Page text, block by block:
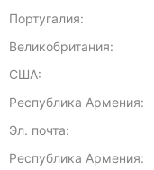
Португалия:
Великобритания:
США:
Республика Армения:
Эл. почта:
Республика Армения: